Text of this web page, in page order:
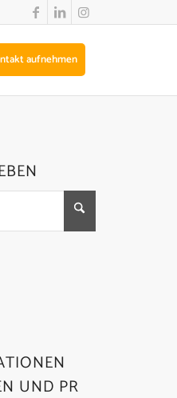
aufnehmen
UND PR